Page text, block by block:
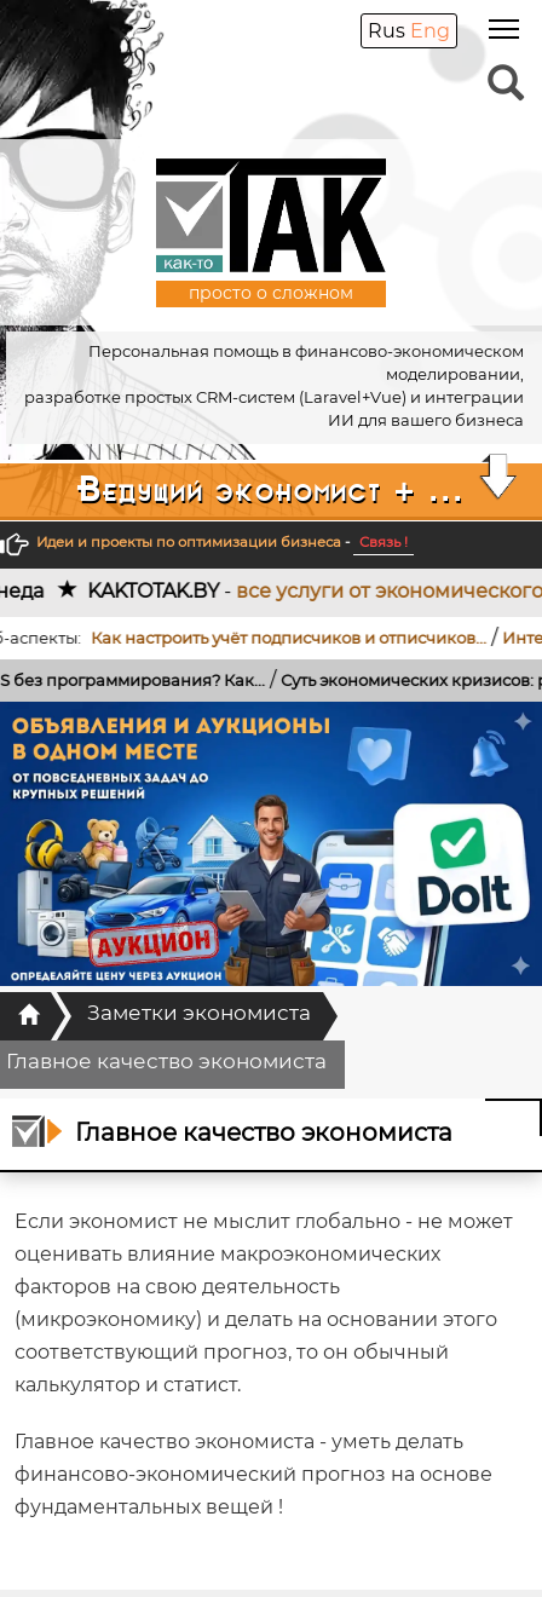
просто о сложном
Ведущий экономист + ...
Персональная помощь в финансово-экономическом
моделировании,
разработке простых CRM-систем (Laravel+Vue) и интеграции
ИИ для вашего бизнеса
Rus Eng
Идеи и проекты по оптимизации бизнеса - Связь !
-все услуги от экономического
Как настроить учёт подписчиков и отписчиков.../
Как.../Суть экономических кризисов: роль
ГлавнаяЗаметки экономиста
Главное качество экономиста
Главное качество экономиста
Если экономист не мыслит глобально - не может
оценивать влияние макроэкономических
факторов на свою деятельность
(микроэкономику) и делать на основании этого
соответствующий прогноз, то он обычный
калькулятор и статист.
Главное качество экономиста - уметь делать
финансово-экономический прогноз на основе
фундаментальных вещей !